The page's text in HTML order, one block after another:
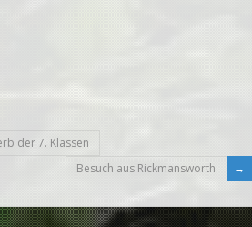
der 7. Klassen
Besuch aus Rickmansworth